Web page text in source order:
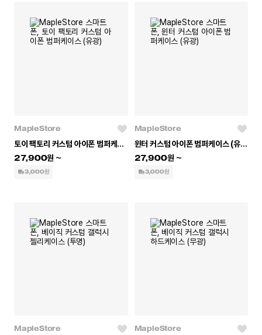
MapleStore
토이 팩토리 커스텀 아이폰 범퍼케이스 (유광)
27,900
3,000원
MapleStore
윈터 커스텀 아이폰 범퍼케이스 (유광)
27,900
3,000원
MapleStore
MapleStore